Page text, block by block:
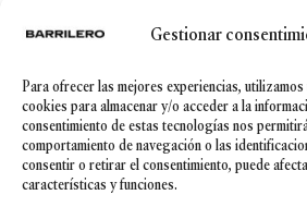
Gestionar
Para ofrecer las mejores experiencias,
cookies para almacenar y/o acceder a la
consentimiento de estas tecnologías nos
comportamiento de navegación o las
consentir o retirar el consentimiento, puede
características y funciones.
como suspender las ejecuciones
tramitación.
– El preconcurso tendrá
solicita la empresa.
Por todo ello, la utilización del
preconcursal se torna como la
para tratar de revertir el estado
evitar “cerrar la persiana”,